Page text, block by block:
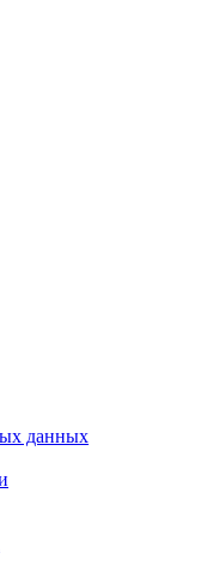
данных